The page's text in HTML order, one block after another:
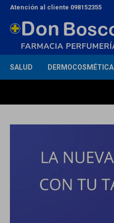
SALUD DERMOCOSMÉTICA
Atención al cliente 098152355